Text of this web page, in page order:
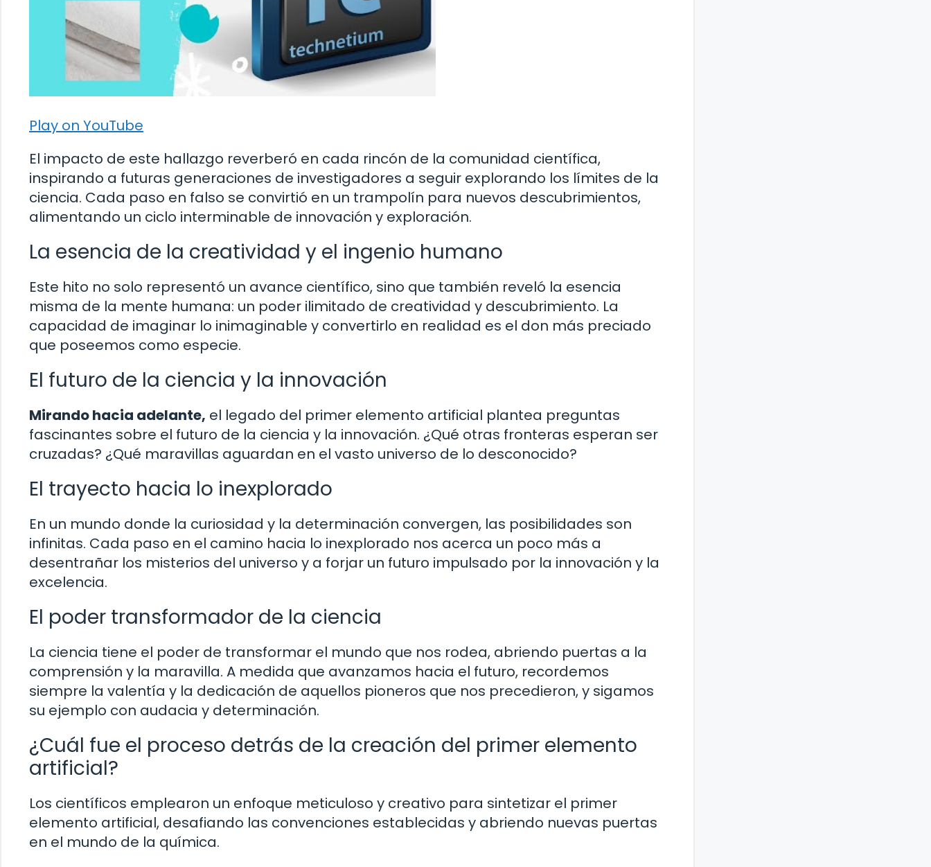
Play on YouTube
El impacto de este hallazgo reverberó en cada rincón de la comunidad científica,
inspirando a futuras generaciones de investigadores a seguir explorando los límites de la
ciencia. Cada paso en falso se convirtió en un trampolín para nuevos descubrimientos,
alimentando un ciclo interminable de innovación y exploración.
La esencia de la creatividad y el ingenio humano
Este hito no solo representó un avance científico, sino que también reveló la esencia
misma de la mente humana: un poder ilimitado de creatividad y descubrimiento. La
capacidad de imaginar lo inimaginable y convertirlo en realidad es el don más preciado
que poseemos como especie.
El futuro de la ciencia y la innovación
Mirando hacia adelante, el legado del primer elemento artificial plantea preguntas
fascinantes sobre el futuro de la ciencia y la innovación. ¿Qué otras fronteras esperan ser
cruzadas? ¿Qué maravillas aguardan en el vasto universo de lo desconocido?
El trayecto hacia lo inexplorado
En un mundo donde la curiosidad y la determinación convergen, las posibilidades son
infinitas. Cada paso en el camino hacia lo inexplorado nos acerca un poco más a
desentrañar los misterios del universo y a forjar un futuro impulsado por la innovación y la
excelencia.
El poder transformador de la ciencia
La ciencia tiene el poder de transformar el mundo que nos rodea, abriendo puertas a la
comprensión y la maravilla. A medida que avanzamos hacia el futuro, recordemos
siempre la valentía y la dedicación de aquellos pioneros que nos precedieron, y sigamos
su ejemplo con audacia y determinación.
¿Cuál fue el proceso detrás de la creación del primer elemento
artificial?
Los científicos emplearon un enfoque meticuloso y creativo para sintetizar el primer
elemento artificial, desafiando las convenciones establecidas y abriendo nuevas puertas
en el mundo de la química.